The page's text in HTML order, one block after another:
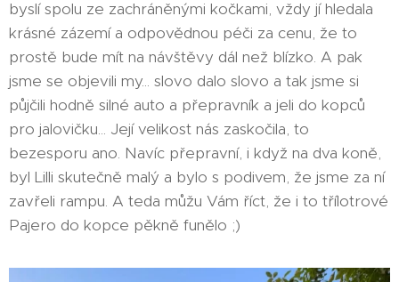
byslí spolu ze zachráněnými kočkami, vždy jí hledala
krásné zázemí a odpovědnou péči za cenu, že to
prostě bude mít na návštěvy dál než blízko. A pak
jsme se objevili my... slovo dalo slovo a tak jsme si
půjčili hodně silné auto a přepravník a jeli do kopců
pro jalovičku... Její velikost nás zaskočila, to
bezesporu ano. Navíc přepravní, i když na dva koně,
byl Lilli skutečně malý a bylo s podivem, že jsme za ní
zavřeli rampu. A teda můžu Vám říct, že i to třílotrové
Pajero do kopce pěkně funělo ;)